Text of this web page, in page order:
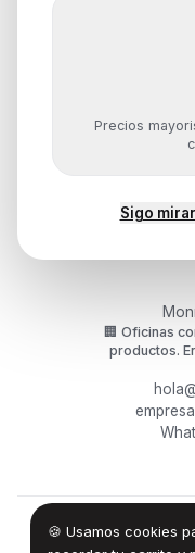
Precios
Sigo
🍪 Usamos cookies
🏢 Oficinas
productos.
© 2026Endurances